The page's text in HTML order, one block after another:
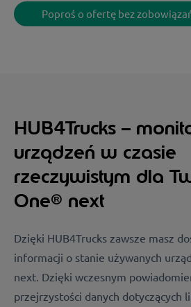
Poproś o ofertę bez
HUB4Trucks –
urządzeń w czasie
rzeczywistym dla
One® next
Dzięki HUB4Trucks zawsze masz
informacji o stanie używanych
next. Dzięki wczesnym
przejrzystości danych dotyczących